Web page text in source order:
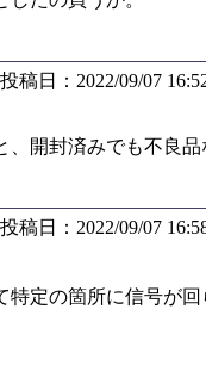
稿日：2022/09/07
開封済みでも不良品
稿日：2022/09/07
特定の箇所に信号が